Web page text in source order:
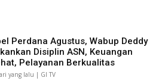
Perdana Agustus, Wabup Deddy
Disiplin ASN, Keuangan
Pelayanan Berkualitas
yang lalu | GI TV